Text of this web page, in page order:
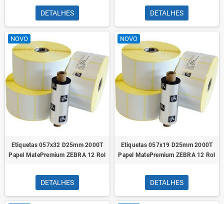
DETALHES DETALHES
NOVO
Etiquetas 057x32 D25mm 2000T
Papel MatePremium ZEBRA 12 Rol
DETALHES
NOVO
Etiquetas 057x19 D25mm 2000T
Papel MatePremium ZEBRA 12 Rol
DETALHES